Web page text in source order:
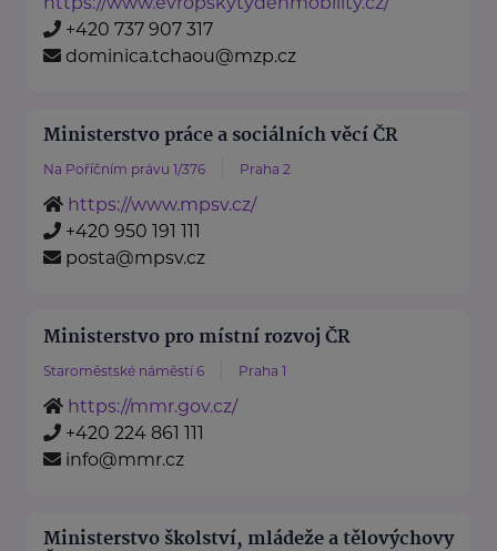
+420 737 907 317
dominica.tchaou@mzp.cz
Ministerstvo práce a sociálních věcí ČR
Na Poříčním právu 1/376 Praha 2
https://www.mpsv.cz/
+420 950 191 111
posta@mpsv.cz
Ministerstvo pro místní rozvoj ČR
Staroměstské náměstí 6 Praha 1
https://mmr.gov.cz/
+420 224 861 111
info@mmr.cz
Ministerstvo školství, mládeže a tělovýchovy